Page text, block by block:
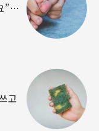
”…
고